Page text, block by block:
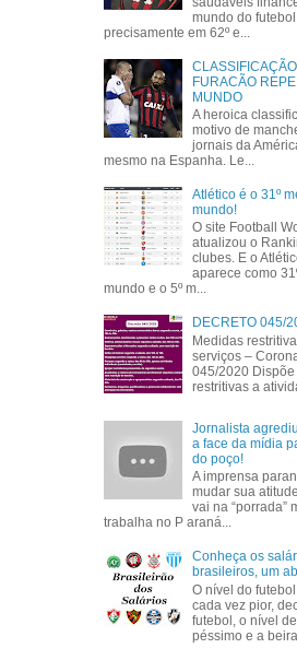
mundo do
precisamente em 62º e...
FURACÃO
MUNDO
A heroica
motivo de
jornais da
mesmo na Espanha. Le...
Atlético é o 31º
mundo!
O site Football
atualizou o
clubes. E o
aparece como
mundo e o 5º m...
DECRETO 045/
Medidas
serviços –
045/2020
restritivas a
Jornalista
a face da mídia
do poço!
A imprensa
mudar sua
vai na “porrada”
trabalha no P araná...
Conheça os
brasileiros, um
O nível do
cada vez pior,
futebol, o nível
péssimo e a